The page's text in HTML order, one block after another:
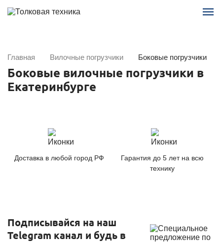
Главная Вилочные погрузчики Боковые погрузчики
Боковые вилочные погрузчики в
Екатеринбурге
Доставка в любой город РФ
Гарантия до 5 лет на всю
технику
Подписывайся на наш
Telegram канал и будь в